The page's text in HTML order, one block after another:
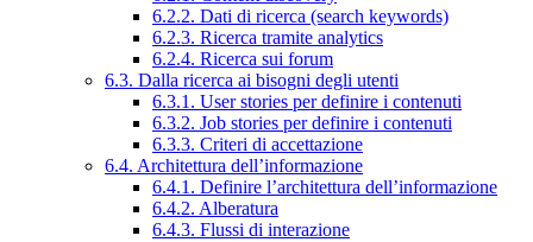
6.2.2. Dati di ricerca (search keywords)
6.2.3. Ricerca tramite analytics
6.2.4. Ricerca sui forum
6.3. Dalla ricerca ai bisogni degli utenti
6.3.1. User stories per definire i contenuti
6.3.2. Job stories per definire i contenuti
6.3.3. Criteri di accettazione
6.4. Architettura dell’informazione
6.4.1. Definire l’architettura dell’informazione
6.4.2. Alberatura
6.4.3. Flussi di interazione